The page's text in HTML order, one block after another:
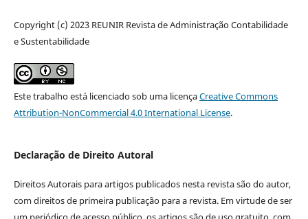
Copyright (c) 2023 REUNIR Revista de Administração Contabilidade
e Sustentabilidade
Este trabalho está licenciado sob uma licençaCreative Commons
Attribution-NonCommercial 4.0 International License.
Declaração de Direito Autoral
Direitos Autorais para artigos publicados nesta revista são do autor,
com direitos de primeira publicação para a revista. Em virtude de ser